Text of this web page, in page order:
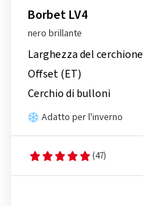
Borbet LV4
nero brillante
Larghezza del cerchione
Offset (ET)
Cerchio di bulloni
Adatto per l'inverno
(47)